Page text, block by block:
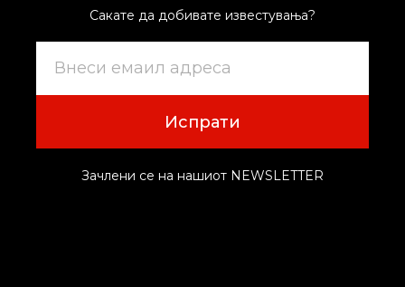
Сакате да добивате известувања?
Испрати
Зачлени се на нашиот NEWSLETTER